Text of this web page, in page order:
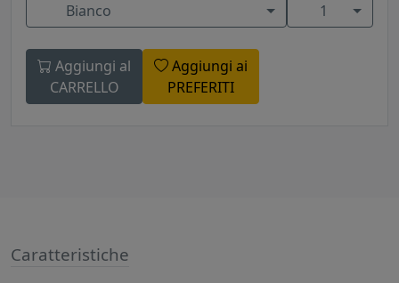
Bianco 1
Aggiungi al
CARRELLO
Aggiungi ai
PREFERITI
Caratteristiche